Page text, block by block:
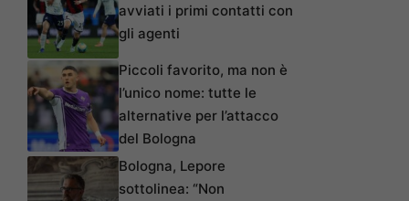
avviati i primi contatti con
gli agenti
Piccoli favorito, ma non è
l’unico nome: tutte le
alternative per l’attacco
del Bologna
Bologna, Lepore
sottolinea: “Non